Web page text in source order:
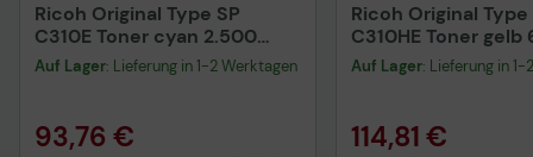
Ricoh Original Type SP
C310E Toner cyan 2.500
Seiten (406349) für SP
C320DN
Auf Lager: Lieferung in 1-2 Werktagen
93,76 €
Ricoh Original Type
C310HE Toner gelb
Seiten (406482) für
C320DN
Auf Lager: Lieferung in
114,81 €